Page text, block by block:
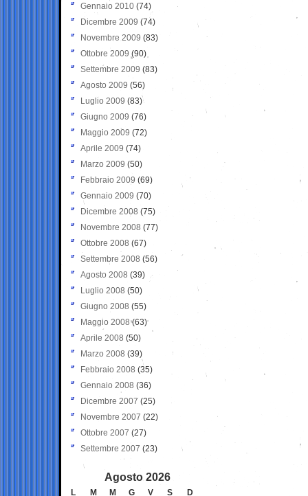
Gennaio 2010 (74)
Dicembre 2009 (74)
Novembre 2009 (83)
Ottobre 2009 (90)
Settembre 2009 (83)
Agosto 2009 (56)
Luglio 2009 (83)
Giugno 2009 (76)
Maggio 2009 (72)
Aprile 2009 (74)
Marzo 2009 (50)
Febbraio 2009 (69)
Gennaio 2009 (70)
Dicembre 2008 (75)
Novembre 2008 (77)
Ottobre 2008 (67)
Settembre 2008 (56)
Agosto 2008 (39)
Luglio 2008 (50)
Giugno 2008 (55)
Maggio 2008(63)
Aprile 2008 (50)
Marzo 2008 (39)
Febbraio 2008 (35)
Gennaio 2008 (36)
Dicembre 2007 (25)
Novembre 2007 (22)
Ottobre 2007 (27)
Settembre 2007 (23)
Agosto 2026
L M M G V S
D